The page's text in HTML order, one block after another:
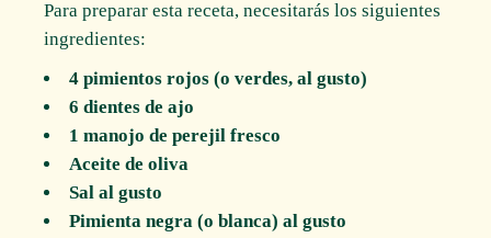
Para preparar esta receta, necesitarás los siguientes
ingredientes:
4 pimientos rojos (o verdes, al gusto)
6 dientes de ajo
1 manojo de perejil fresco
Aceite de oliva
Sal al gusto
Pimienta negra (o blanca) al gusto